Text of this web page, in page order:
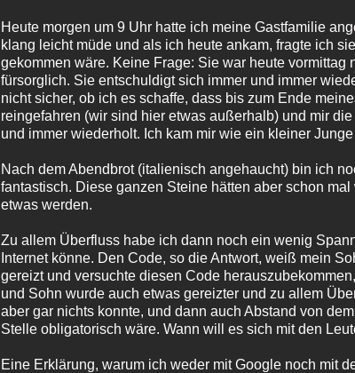
Heute morgen um 9 Uhr hatte ich meine Gastfamilie
klang leicht müde und als ich heute ankam, fragte ich
gekommen wäre. Keine Frage: Sie war heute
fürsorglich. Sie entschuldigt sich immer und immer
nicht sicher, ob ich es schaffe, dass bis zum Ende
reingefahren (wir sind hier etwas außerhalb) und mir
und immer wiederholt. Ich kam mir wie ein kleiner
Nach dem Abendbrot (italienisch angehaucht) bin ich
fantastisch. Diese ganzen Steine hätten aber schon
etwas werden.
Zu allem Überfluss habe ich dann noch ein wenig
Internet könne. Den Code, so die Antwort, weiß mein
gereizt und versuchte diesen Code
und Sohn wurde auch etwas gereizter und zu allem
aber gar nichts konnte, und dann auch Abstand von
Stelle obligatorisch wäre. Wann will es sich mit den
Eine Erklärung, warum ich weder mit Google noch mit